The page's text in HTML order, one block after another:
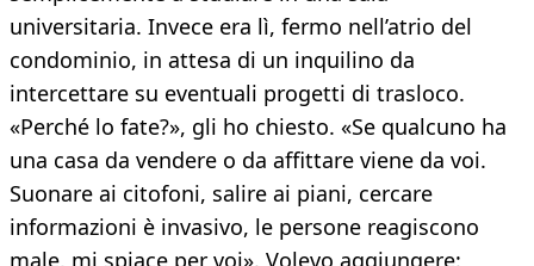
universitaria. Invece era lì, fermo nell’atrio del
condominio, in attesa di un inquilino da
intercettare su eventuali progetti di trasloco.
«Perché lo fate?», gli ho chiesto. «Se qualcuno ha
una casa da vendere o da affittare viene da voi.
Suonare ai citofoni, salire ai piani, cercare
informazioni è invasivo, le persone reagiscono
male, mi spiace per voi». Volevo aggiungere: